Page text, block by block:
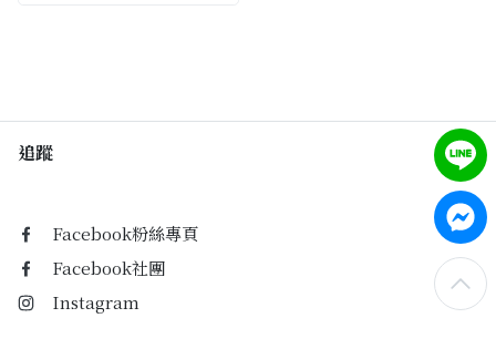
追蹤
Facebook粉絲專頁
Facebook社團
Instagram